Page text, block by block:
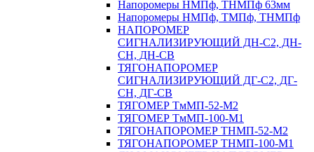
Напоромеры НМПф, ТНМПф 63мм
Напоромеры НМПф, ТМПф, ТНМПф
НАПОРОМЕР
СИГНАЛИЗИРУЮЩИЙ ДН-С2, ДН-
СН, ДН-СВ
ТЯГОНАПОРОМЕР
СИГНАЛИЗИРУЮЩИЙ ДГ-С2, ДГ-
СН, ДГ-СВ
ТЯГОМЕР ТмМП-52-М2
ТЯГОМЕР ТмМП-100-М1
ТЯГОНАПОРОМЕР ТНМП-52-М2
ТЯГОНАПОРОМЕР ТНМП-100-М1